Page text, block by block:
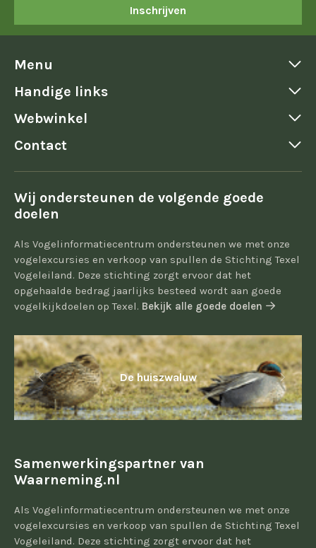
Inschrijven
Menu
Handige links
Webwinkel
Contact
Wij ondersteunen de volgende goede
doelen
Als Vogelinformatiecentrum ondersteunen we met onze
vogelexcursies en verkoop van spullen de Stichting Texel
Vogeleiland. Deze stichting zorgt ervoor dat het
opgehaalde bedrag jaarlijks besteed wordt aan goede
vogelkijkdoelen op Texel. Bekijk alle goede doelen
De huiszwaluw
Samenwerkingspartner van
Waarneming.nl
Als Vogelinformatiecentrum ondersteunen we met onze
vogelexcursies en verkoop van spullen de Stichting Texel
Vogeleiland. Deze stichting zorgt ervoor dat het